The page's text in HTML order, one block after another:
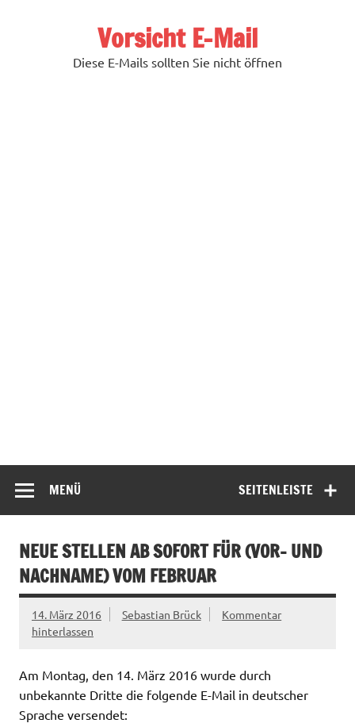
Vorsicht E-Mail
Diese E-Mails sollten Sie nicht öffnen
SEITENLEISTE
MENÜ
NEUE STELLEN AB SOFORT FÜR (VOR- UND
NACHNAME) VOM FEBRUAR
14. März 2016 Sebastian Brück
Kommentar
hinterlassen
Am Montag, den 14. März 2016 wurde durch
unbekannte Dritte die folgende E-Mail in deutscher
Sprache versendet: